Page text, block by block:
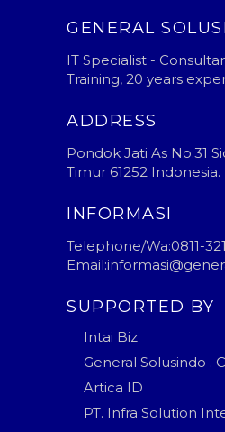
GENERAL
IT Specialist -
Training, 20 years
ADDRESS
Pondok Jati As No.31
Timur 61252 Indonesia.
INFORMASI
Telephone/Wa:0811-
SUPPORTED BY
Intai Biz
General Solusindo .
Artica ID
PT. Infra Solution